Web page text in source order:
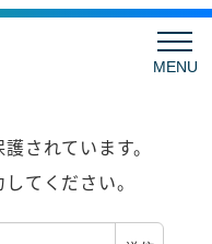
MENU
されています。
てください。